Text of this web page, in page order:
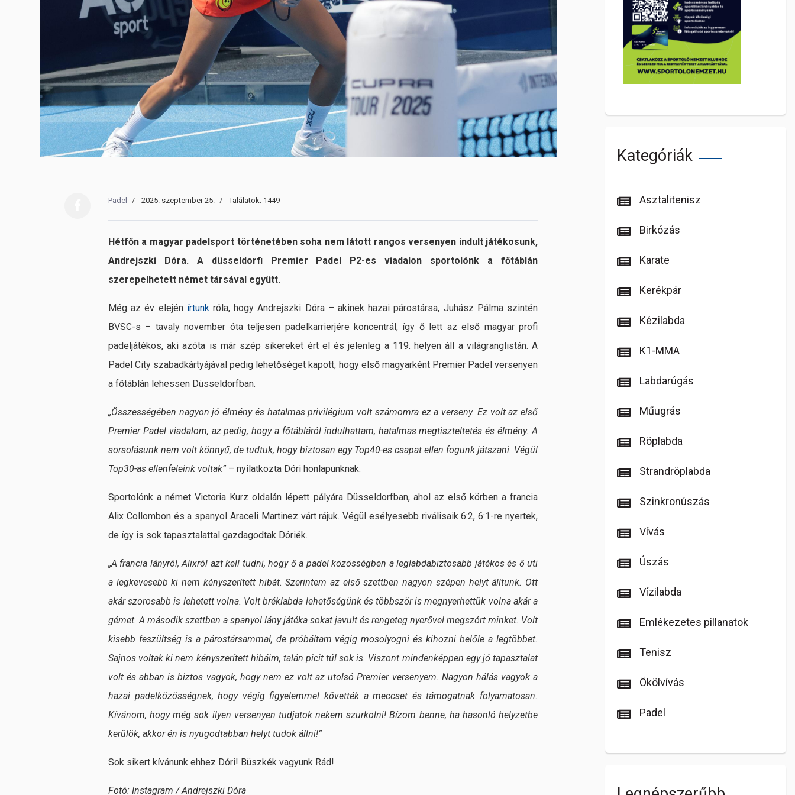
Padel 2025. szeptember 25. Találatok: 1449
Hétfőn a magyar padelsport történetében soha nem látott rangos versenyen indult játékosunk,
Andrejszki Dóra. A düsseldorfi Premier Padel P2-es viadalon sportolónk a főtáblán
szerepelhetett német társával együtt.
Még az év elején írtunkróla, hogy Andrejszki Dóra – akinek hazai párostársa, Juhász Pálma szintén
BVSC-s – tavaly november óta teljesen padelkarrierjére koncentrál, így ő lett az első magyar profi
padeljátékos, aki azóta is már szép sikereket ért el és jelenleg a 119. helyen áll a világranglistán. A
Padel City szabadkártyájával pedig lehetőséget kapott, hogy első magyarként Premier Padel versenyen
a főtáblán lehessen Düsseldorfban.
„Összességében nagyon jó élmény és hatalmas privilégium volt számomra ez a verseny. Ez volt az első
Premier Padel viadalom, az pedig, hogy a főtábláról indulhattam, hatalmas megtiszteltetés és élmény. A
sorsolásunk nem volt könnyű, de tudtuk, hogy biztosan egy Top40-es csapat ellen fogunk játszani. Végül
Top30-as ellenfeleink voltak” – nyilatkozta Dóri honlapunknak.
Sportolónk a német Victoria Kurz oldalán lépett pályára Düsseldorfban, ahol az első körben a francia
Alix Collombon és a spanyol Araceli Martinez várt rájuk. Végül esélyesebb riválisaik 6:2, 6:1-re nyertek,
de így is sok tapasztalattal gazdagodtak Dóriék.
„A francia lányról, Alixról azt kell tudni, hogy ő a padel közösségben a leglabdabiztosabb játékos és ő üti
a legkevesebb ki nem kényszerített hibát. Szerintem az első szettben nagyon szépen helyt álltunk. Ott
akár szorosabb is lehetett volna. Volt bréklabda lehetőségünk és többször is megnyerhettük volna akár a
gémet. A második szettben a spanyol lány játéka sokat javult és rengeteg nyerővel megszórt minket. Volt
kisebb feszültség is a párostársammal, de próbáltam végig mosolyogni és kihozni belőle a legtöbbet.
Sajnos voltak ki nem kényszerített hibáim, talán picit túl sok is. Viszont mindenképpen egy jó tapasztalat
volt és abban is biztos vagyok, hogy nem ez volt az utolsó Premier versenyem. Nagyon hálás vagyok a
hazai padelközösségnek, hogy végig figyelemmel követték a meccset és támogatnak folyamatosan.
Kívánom, hogy még sok ilyen versenyen tudjatok nekem szurkolni! Bízom benne, ha hasonló helyzetbe
kerülök, akkor én is nyugodtabban helyt tudok állni!”
Sok sikert kívánunk ehhez Dóri! Büszkék vagyunk Rád!
Fotó: Instagram / Andrejszki Dóra
Kategóriák
Asztalitenisz
Birkózás
Karate
Kerékpár
Kézilabda
K1-MMA
Labdarúgás
Műugrás
Röplabda
Strandröplabda
Szinkronúszás
Vívás
Úszás
Vízilabda
Emlékezetes pillanatok
Tenisz
Ökölvívás
Padel